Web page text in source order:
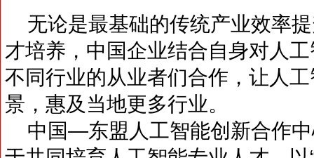
无论是最基础的传统产业效率
才培养，中国企业结合自身对人
不同行业的从业者们合作，让人
景，惠及当地更多行业。
中国—东盟人工智能创新合作中